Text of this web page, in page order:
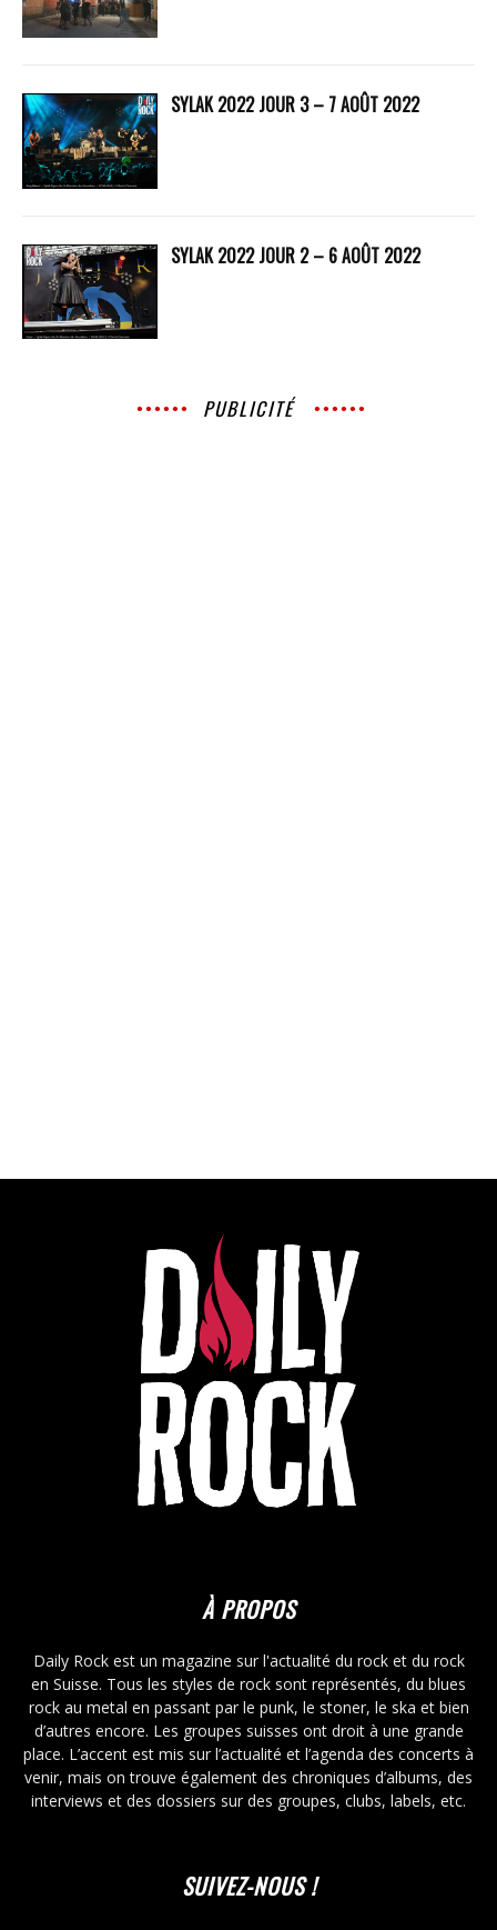
SYLAK 2022 JOUR 3 – 7 AOÛT 2022
SYLAK 2022 JOUR 2 – 6 AOÛT 2022
PUBLICITÉ
À PROPOS
Daily Rock est un magazine sur l'actualité du rock et du rock
en Suisse. Tous les styles de rock sont représentés, du blues
rock au metal en passant par le punk, le stoner, le ska et bien
d’autres encore. Les groupes suisses ont droit à une grande
place. L’accent est mis sur l’actualité et l’agenda des concerts à
venir, mais on trouve également des chroniques d’albums, des
interviews et des dossiers sur des groupes, clubs, labels, etc.
SUIVEZ-NOUS !